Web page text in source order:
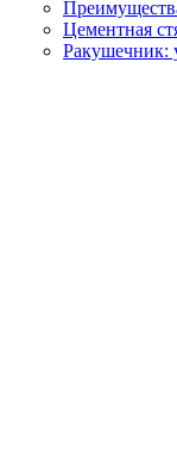
Цементная
Ракушечник: